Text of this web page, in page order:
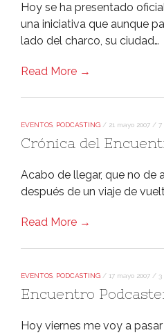
Hoy se ha presentado
una iniciativa que aunque
lado del charco, su ciudad…
Read More →
EVENTOS PODCASTING / 21 mayo 2007 / 7
Crónica del
Acabo de llegar, que no de
después de un viaje de
Read More →
EVENTOS PODCASTING / 17 mayo 2007 /
Encuentro
Hoy viernes me voy a